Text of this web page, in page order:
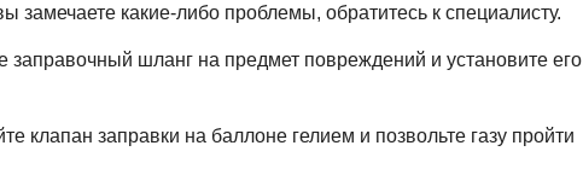
какие-либо проблемы, обратитесь к специалисту.
шланг на предмет повреждений и установите его
клапан заправки на баллоне гелием и позвольте газу пройти